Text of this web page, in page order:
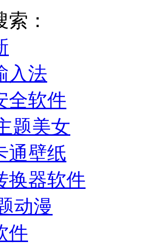
：
入法
全软件
题美女
通壁纸
换器软件
动漫
件